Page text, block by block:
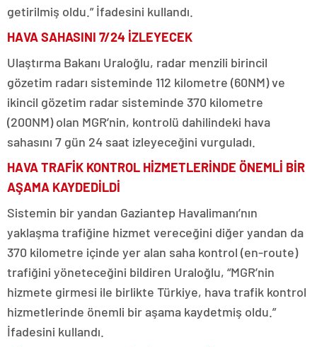
getirilmiş oldu.” İfadesini kullandı.
HAVA SAHASINI 7/24 İZLEYECEK
Ulaştırma Bakanı Uraloğlu, radar menzili birincil
gözetim radarı sisteminde 112 kilometre (60NM) ve
ikincil gözetim radar sisteminde 370 kilometre
(200NM) olan MGR’nin, kontrolü dahilindeki hava
sahasını 7 gün 24 saat izleyeceğini vurguladı.
HAVA TRAFİK KONTROL HİZMETLERİNDE ÖNEMLİ BİR
AŞAMA KAYDEDİLDİ
Sistemin bir yandan Gaziantep Havalimanı’nın
yaklaşma trafiğine hizmet vereceğini diğer yandan da
370 kilometre içinde yer alan saha kontrol (en-route)
trafiğini yöneteceğini bildiren Uraloğlu, “MGR’nin
hizmete girmesi ile birlikte Türkiye, hava trafik kontrol
hizmetlerinde önemli bir aşama kaydetmiş oldu.”
İfadesini kullandı.